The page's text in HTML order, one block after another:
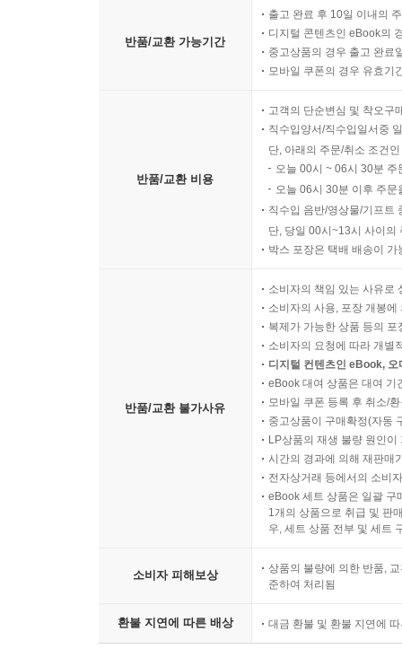
반품/교환 가능기간
출고 완료 후 10일 이내의
디지털 콘텐츠인 eBook의
중고상품의 경우 출고 완료
모바일 쿠폰의 경우 유효기
반품/교환 비용
고객의 단순변심 및 착오구
직수입양서/직수입일서중
단, 아래의 주문/취소 조건
오늘 00시 ~ 06시 30분
오늘 06시 30분 이후 주
직수입 음반/영상물/기프트
단, 당일 00시~13시 사이의
박스 포장은 택배 배송이
반품/교환 불가사유
소비자의 책임 있는 사유로
소비자의 사용, 포장 개봉
복제가 가능한 상품 등의
소비자의 요청에 따라 개별
디지털 컨텐츠인 eBook,
eBook 대여 상품은 대여 기
모바일 쿠폰 등록 후 취소/
중고상품이 구매확정(자동
LP상품의 재생 불량 원인
시간의 경과에 의해 재판매
전자상거래 등에서의 소비
eBook 세트 상품은 일괄 구
1개의 상품으로 취급 및 판
우, 세트 상품 전부 및 세트
소비자 피해보상
상품의 불량에 의한 반품,
준하여 처리됨
환불 지연에 따른 배상 대금 환불 및 환불 지연에